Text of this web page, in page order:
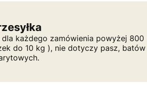
dla każdego zamówienia powyżej 800
do 10 kg ), nie dotyczy pasz, batów